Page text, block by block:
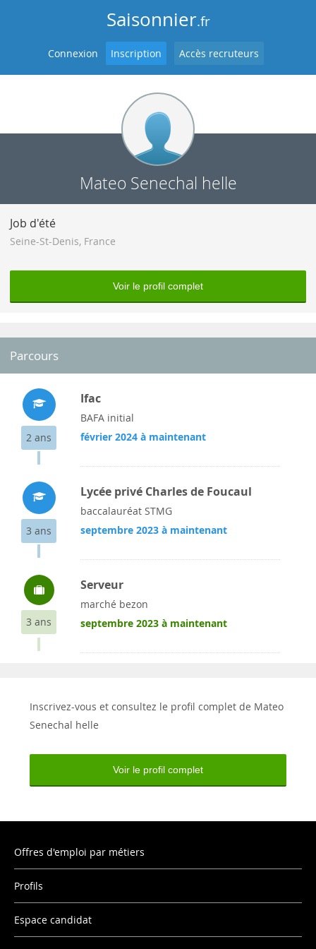
Saisonnier.fr
Connexion Inscription Accès recruteurs
Mateo Senechal helle
Job d'été
Seine-St-Denis, France
Voir le profil complet
Parcours
2 ans
Ifac
BAFA initial
février 2024 à maintenant
3 ans
Lycée privé Charles de Foucaul
baccalauréat STMG
septembre 2023 à maintenant
3 ans
Serveur
marché bezon
septembre 2023 à maintenant
Inscrivez-vous et consultez le profil complet de Mateo
Senechal helle
Voir le profil complet
Offres d'emploi par métiers
Profils
Espace candidat